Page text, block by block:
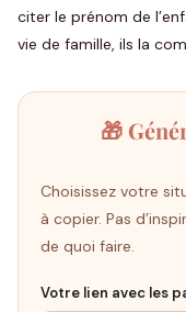
citer le prénom de
vie de famille, ils la
🎁
Choisissez votre
à copier. Pas
de quoi faire.
Votre lien avec les